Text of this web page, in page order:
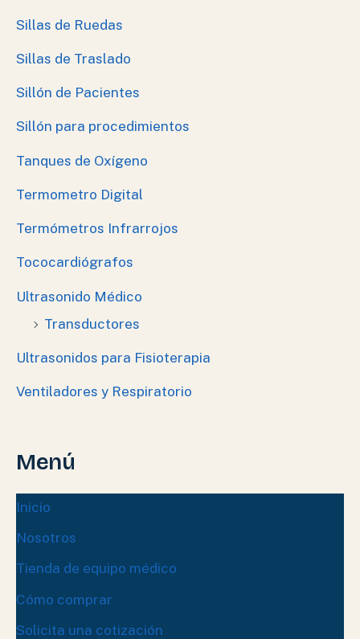
Sillas de Ruedas
Sillas de Traslado
Sillón de Pacientes
Sillón para procedimientos
Tanques de Oxígeno
Termometro Digital
Termómetros Infrarrojos
Tococardiógrafos
Ultrasonido Médico
Transductores
Ultrasonidos para Fisioterapia
Ventiladores y Respiratorio
Menú
Inicio
Nosotros
Tienda de equipo médico
Cómo comprar
Solicita una cotización